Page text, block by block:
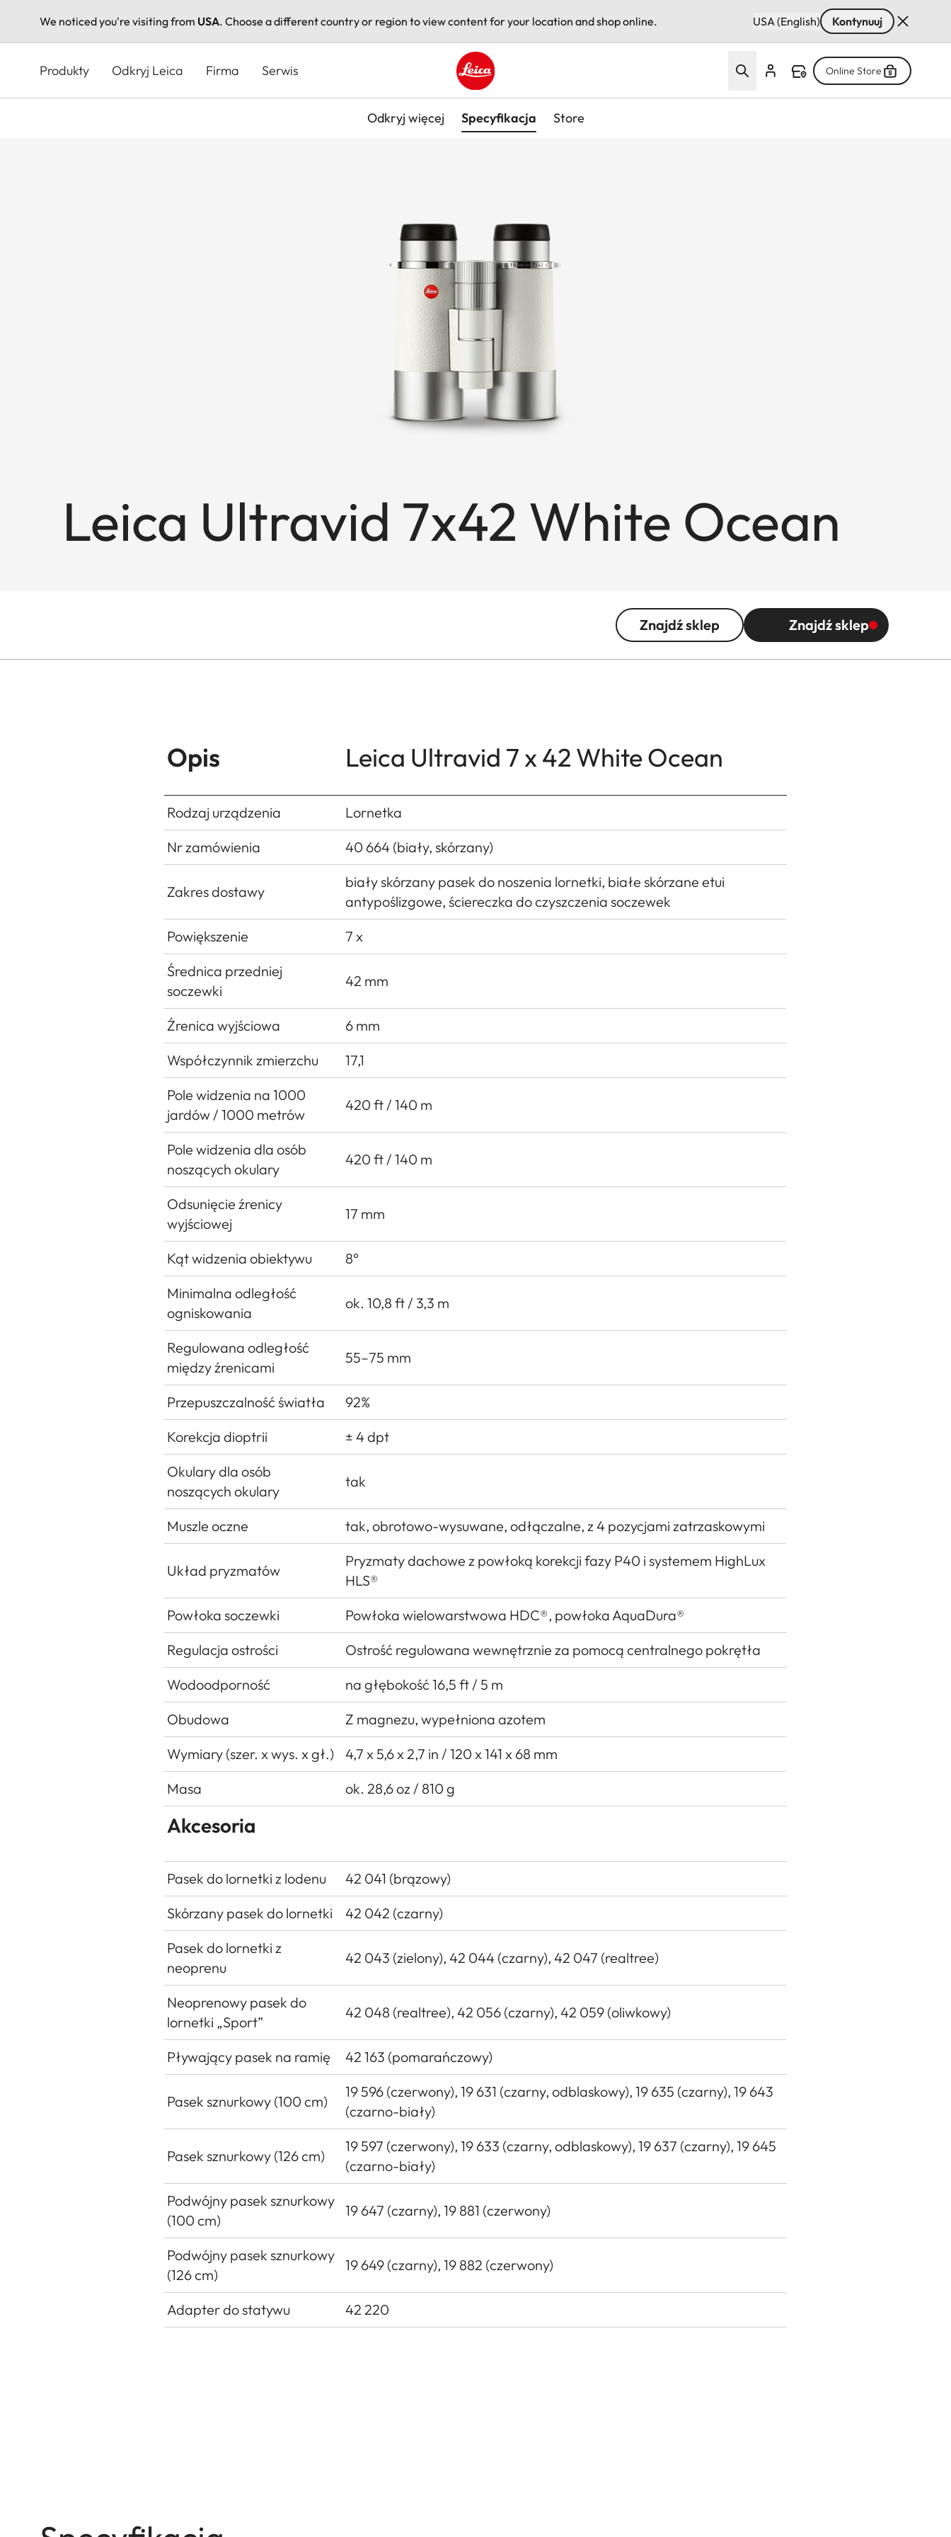
We noticed you're visiting from USA. Choose a different country or region to view content for your location and shop online. USA (English) Kontynuuj
Produkty Odkryj Leica Firma Serwis
Leica logo - Home
Online Store
Odkryj więcej Specyfikacja Store
Leica Ultravid 7x42 White Ocean
Znajdź sklep Znajdź sklep
Opis Leica Ultravid 7 x 42 White Ocean
Rodzaj urządzenia
Lornetka
Nr zamówienia
40 664 (biały, skórzany)
Zakres dostawy
biały skórzany pasek do noszenia lornetki, białe skórzane etui
antypoślizgowe, ściereczka do czyszczenia soczewek
Powiększenie
7 x
Średnica przedniej
soczewki
42 mm
Źrenica wyjściowa
6 mm
Współczynnik zmierzchu
17,1
Pole widzenia na 1000
jardów / 1000 metrów
420 ft / 140 m
Pole widzenia dla osób
noszących okulary
420 ft / 140 m
Odsunięcie źrenicy
wyjściowej
17 mm
Kąt widzenia obiektywu
8°
Minimalna odległość
ogniskowania
ok. 10,8 ft / 3,3 m
Regulowana odległość
między źrenicami
55–75 mm
Przepuszczalność światła
92%
Korekcja dioptrii
± 4 dpt
Okulary dla osób
noszących okulary
tak
Muszle oczne tak, obrotowo-wysuwane, odłączalne, z 4 pozycjami zatrzaskowymi
Układ pryzmatów
Pryzmaty dachowe z powłoką korekcji fazy P40 i systemem HighLux
HLS®
Powłoka soczewki
Powłoka wielowarstwowa HDC®, powłoka AquaDura®
Regulacja ostrości
Ostrość regulowana wewnętrznie za pomocą centralnego pokrętła
Wodoodporność
na głębokość 16,5 ft / 5 m
Obudowa
Z magnezu, wypełniona azotem
Wymiary (szer. x wys. x gł.)
4,7 x 5,6 x 2,7 in / 120 x 141 x 68 mm
Masa
ok. 28,6 oz / 810 g
Akcesoria
Pasek do lornetki z lodenu
42 041 (brązowy)
Skórzany pasek do lornetki
42 042 (czarny)
Pasek do lornetki z
neoprenu
42 043 (zielony), 42 044 (czarny), 42 047 (realtree)
Neoprenowy pasek do
lornetki „Sport”
42 048 (realtree), 42 056 (czarny), 42 059 (oliwkowy)
Pływający pasek na ramię 42 163 (pomarańczowy)
Pasek sznurkowy (100 cm)
19 596 (czerwony), 19 631 (czarny, odblaskowy), 19 635 (czarny), 19 643
(czarno-biały)
Pasek sznurkowy (126 cm)
19 597 (czerwony), 19 633 (czarny, odblaskowy), 19 637 (czarny), 19 645
(czarno-biały)
Podwójny pasek sznurkowy
(100 cm)
19 647 (czarny), 19 881 (czerwony)
Podwójny pasek sznurkowy
(126 cm)
19 649 (czarny), 19 882 (czerwony)
Adapter do statywu 42 220